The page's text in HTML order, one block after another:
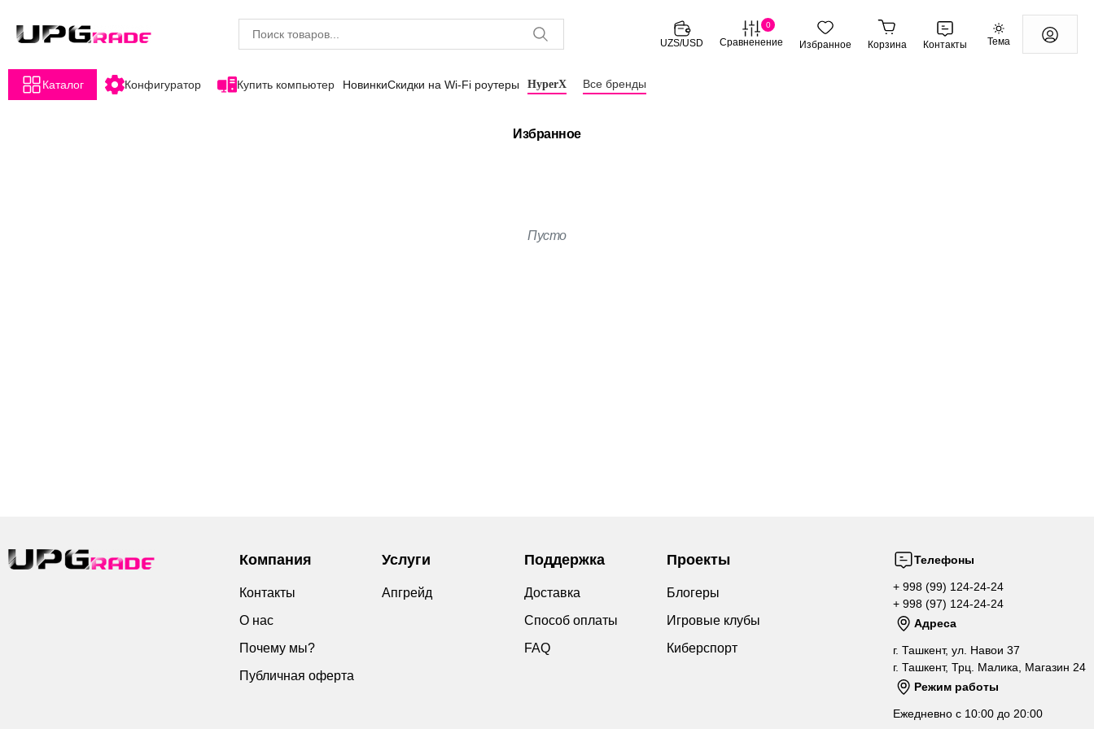
UZS/USD
0
Сравненение Избранное Корзина Контакты Тема
Каталог Конфигуратор Купить компьютер НовинкиСкидки на Wi-Fi роутеры HyperX Все бренды
Избранное
Пусто
Компания
Контакты
О нас
Почему мы?
Публичная оферта
Услуги
Апгрейд
Поддержка
Доставка
Способ оплаты
FAQ
Проекты
Блогеры
Игровые клубы
Киберспорт
Телефоны
+ 998 (99) 124-24-24
+ 998 (97) 124-24-24
Адреса
г. Ташкент, ул. Навои 37
г. Ташкент, Трц. Малика, Магазин 24
Режим работы
Ежедневно с 10:00 до 20:00